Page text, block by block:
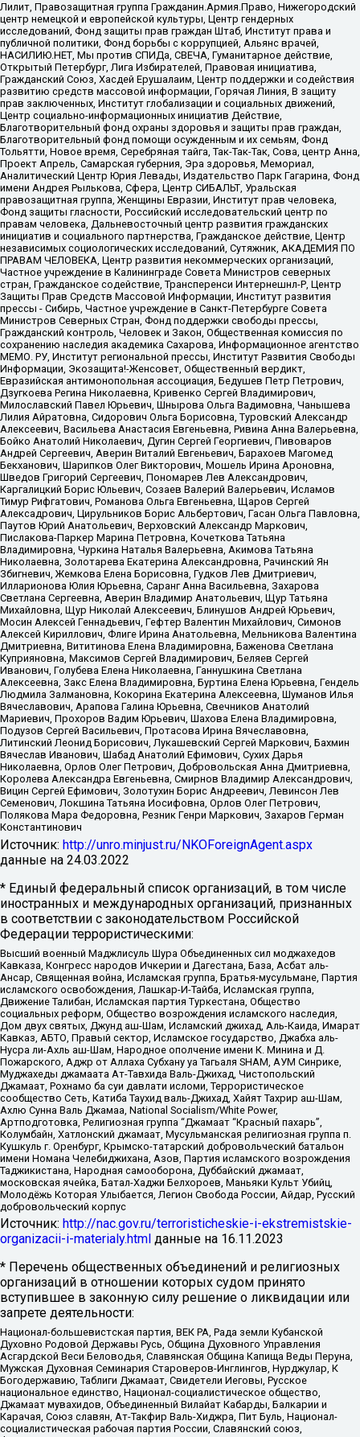
Лилит, Правозащитная группа Гражданин.Армия.Право, Нижегородский
центр немецкой и европейской культуры, Центр гендерных
исследований, Фонд защиты прав граждан Штаб, Институт права и
публичной политики, Фонд борьбы с коррупцией, Альянс врачей,
НАСИЛИЮ.НЕТ, Мы против СПИДа, СВЕЧА, Гуманитарное действие,
Открытый Петербург, Лига Избирателей, Правовая инициатива,
Гражданский Союз, Хасдей Ерушалаим, Центр поддержки и содействия
развитию средств массовой информации, Горячая Линия, В защиту
прав заключенных, Институт глобализации и социальных движений,
Центр социально-информационных инициатив Действие,
Благотворительный фонд охраны здоровья и защиты прав граждан,
Благотворительный фонд помощи осужденным и их семьям, Фонд
Тольятти, Новое время, Серебряная тайга, Так-Так-Так, Сова, центр Анна,
Проект Апрель, Самарская губерния, Эра здоровья, Мемориал,
Аналитический Центр Юрия Левады, Издательство Парк Гагарина, Фонд
имени Андрея Рылькова, Сфера, Центр СИБАЛЬТ, Уральская
правозащитная группа, Женщины Евразии, Институт прав человека,
Фонд защиты гласности, Российский исследовательский центр по
правам человека, Дальневосточный центр развития гражданских
инициатив и социального партнерства, Гражданское действие, Центр
независимых социологических исследований, Сутяжник, АКАДЕМИЯ ПО
ПРАВАМ ЧЕЛОВЕКА, Центр развития некоммерческих организаций,
Частное учреждение в Калининграде Совета Министров северных
стран, Гражданское содействие, Трансперенси Интернешнл-Р, Центр
Защиты Прав Средств Массовой Информации, Институт развития
прессы - Сибирь, Частное учреждение в Санкт-Петербурге Совета
Министров Северных Стран, Фонд поддержки свободы прессы,
Гражданский контроль, Человек и Закон, Общественная комиссия по
сохранению наследия академика Сахарова, Информационное агентство
МЕМО. РУ, Институт региональной прессы, Институт Развития Свободы
Информации, Экозащита!-Женсовет, Общественный вердикт,
Евразийская антимонопольная ассоциация, Бедушев Петр Петрович,
Дзугкоева Регина Николаевна, Кривенко Сергей Владимирович,
Милославский Павел Юрьевич, Шнырова Ольга Вадимовна, Чанышева
Лилия Айратовна, Сидорович Ольга Борисовна, Туровский Александр
Алексеевич, Васильева Анастасия Евгеньевна, Ривина Анна Валерьевна,
Бойко Анатолий Николаевич, Дугин Сергей Георгиевич, Пивоваров
Андрей Сергеевич, Аверин Виталий Евгеньевич, Барахоев Магомед
Бекханович, Шарипков Олег Викторович, Мошель Ирина Ароновна,
Шведов Григорий Сергеевич, Пономарев Лев Александрович,
Каргалицкий Борис Юльевич, Созаев Валерий Валерьевич, Исламов
Тимур Рифгатович, Романова Ольга Евгеньевна, Щаров Сергей
Алексадрович, Цирульников Борис Альбертович, Гасан Ольга Павловна,
Паутов Юрий Анатольевич, Верховский Александр Маркович,
Пислакова-Паркер Марина Петровна, Кочеткова Татьяна
Владимировна, Чуркина Наталья Валерьевна, Акимова Татьяна
Николаевна, Золотарева Екатерина Александровна, Рачинский Ян
Збигневич, Жемкова Елена Борисовна, Гудков Лев Дмитриевич,
Илларионова Юлия Юрьевна, Саранг Анна Васильевна, Захарова
Светлана Сергеевна, Аверин Владимир Анатольевич, Щур Татьяна
Михайловна, Щур Николай Алексеевич, Блинушов Андрей Юрьевич,
Мосин Алексей Геннадьевич, Гефтер Валентин Михайлович, Симонов
Алексей Кириллович, Флиге Ирина Анатольевна, Мельникова Валентина
Дмитриевна, Вититинова Елена Владимировна, Баженова Светлана
Куприяновна, Максимов Сергей Владимирович, Беляев Сергей
Иванович, Голубева Елена Николаевна, Ганнушкина Светлана
Алексеевна, Закс Елена Владимировна, Буртина Елена Юрьевна, Гендель
Людмила Залмановна, Кокорина Екатерина Алексеевна, Шуманов Илья
Вячеславович, Арапова Галина Юрьевна, Свечников Анатолий
Мариевич, Прохоров Вадим Юрьевич, Шахова Елена Владимировна,
Подузов Сергей Васильевич, Протасова Ирина Вячеславовна,
Литинский Леонид Борисович, Лукашевский Сергей Маркович, Бахмин
Вячеслав Иванович, Шабад Анатолий Ефимович, Сухих Дарья
Николаевна, Орлов Олег Петрович, Добровольская Анна Дмитриевна,
Королева Александра Евгеньевна, Смирнов Владимир Александрович,
Вицин Сергей Ефимович, Золотухин Борис Андреевич, Левинсон Лев
Семенович, Локшина Татьяна Иосифовна, Орлов Олег Петрович,
Полякова Мара Федоровна, Резник Генри Маркович, Захаров Герман
Константинович
Источник: http://unro.minjust.ru/NKOForeignAgent.aspx
данные на 24.03.2022
* Единый федеральный список организаций, в том числе
иностранных и международных организаций, признанных
в соответствии с законодательством Российской
Федерации террористическими:
Высший военный Маджлисуль Шура Объединенных сил моджахедов
Кавказа, Конгресс народов Ичкерии и Дагестана, База, Асбат аль-
Ансар, Священная война, Исламская группа, Братья-мусульмане, Партия
исламского освобождения, Лашкар-И-Тайба, Исламская группа,
Движение Талибан, Исламская партия Туркестана, Общество
социальных реформ, Общество возрождения исламского наследия,
Дом двух святых, Джунд аш-Шам, Исламский джихад, Аль-Каида, Имарат
Кавказ, АБТО, Правый сектор, Исламское государство, Джабха аль-
Нусра ли-Ахль аш-Шам, Народное ополчение имени К. Минина и Д.
Пожарского, Аджр от Аллаха Субхану уа Тагьаля SHAM, АУМ Синрике,
Муджахеды джамаата Ат-Тавхида Валь-Джихад, Чистопольский
Джамаат, Рохнамо ба суи давлати исломи, Террористическое
сообщество Сеть, Катиба Таухид валь-Джихад, Хайят Тахрир аш-Шам,
Ахлю Сунна Валь Джамаа, National Socialism/White Power,
Артподготовка, Религиозная группа “Джамаат “Красный пахарь”,
Колумбайн, Хатлонский джамаат, Мусульманская религиозная группа п.
Кушкуль г. Оренбург, Крымско-татарский добровольческий батальон
имени Номана Челебиджихана, Азов, Партия исламского возрождения
Таджикистана, Народная самооборона, Дуббайский джамаат,
московская ячейка, Батал-Хаджи Белхороев, Маньяки Культ Убийц,
Молодёжь Которая Улыбается, Легион Свобода России, Айдар, Русский
добровольческий корпус
Источник: http://nac.gov.ru/terroristicheskie-i-ekstremistskie-
organizacii-i-materialy.html данные на 16.11.2023
* Перечень общественных объединений и религиозных
организаций в отношении которых судом принято
вступившее в законную силу решение о ликвидации или
запрете деятельности:
Национал-большевистская партия, ВЕК РА, Рада земли Кубанской
Духовно Родовой Державы Русь, Община Духовного Управления
Асгардской Веси Беловодья, Славянская Община Капища Веды Перуна,
Мужская Духовная Семинария Староверов-Инглингов, Нурджулар, К
Богодержавию, Таблиги Джамаат, Свидетели Иеговы, Русское
национальное единство, Национал-социалистическое общество,
Джамаат мувахидов, Объединенный Вилайат Кабарды, Балкарии и
Карачая, Союз славян, Ат-Такфир Валь-Хиджра, Пит Буль, Национал-
социалистическая рабочая партия России, Славянский союз,